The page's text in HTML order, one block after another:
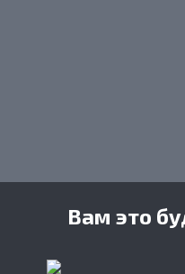
Вам это